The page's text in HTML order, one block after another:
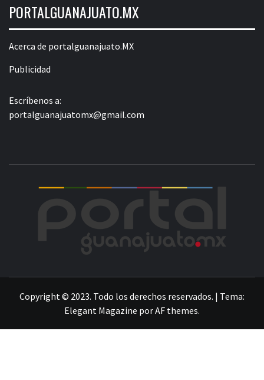
PORTALGUANAJUATO.MX
Acerca de portalguanajuato.MX
Publicidad
Escríbenos a:
portalguanajuatomx@gmail.com
Copyright © 2023. Todo los derechos reservados. | Tema:
Elegant Magazine porAF themes.